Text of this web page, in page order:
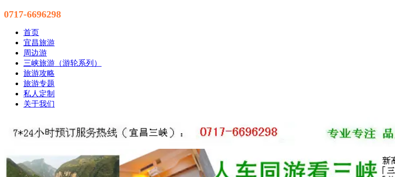
0717-6696298
首页
宜昌旅游
周边游
三峡旅游（游轮系列）
旅游攻略
旅游专题
私人定制
关于我们